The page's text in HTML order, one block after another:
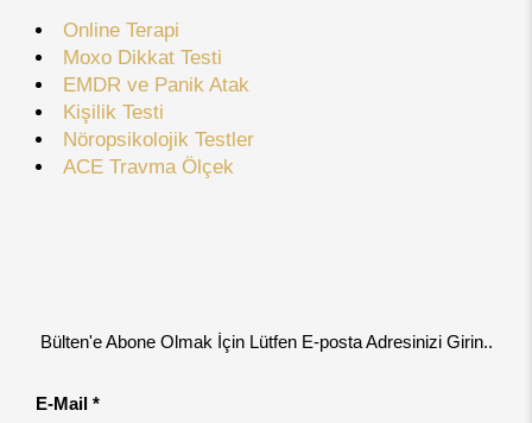
Online Terapi
Moxo Dikkat Testi
EMDR ve Panik Atak
Kişilik Testi
Nöropsikolojik Testler
ACE Travma Ölçek
Bülten'e Abone Olmak İçin Lütfen E-posta Adresinizi Girin..
E-Mail *